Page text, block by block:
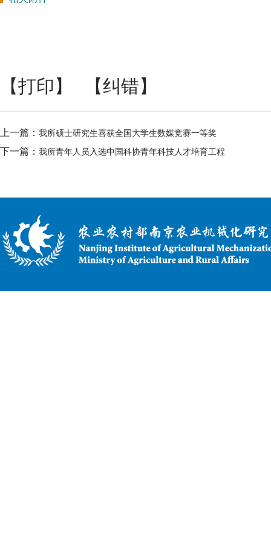
【打印】 【纠错】
上一篇： 我所硕士研究生喜获全国大学生数媒竞赛一等奖
下一篇： 我所青年人员入选中国科协青年科技人才培育工程